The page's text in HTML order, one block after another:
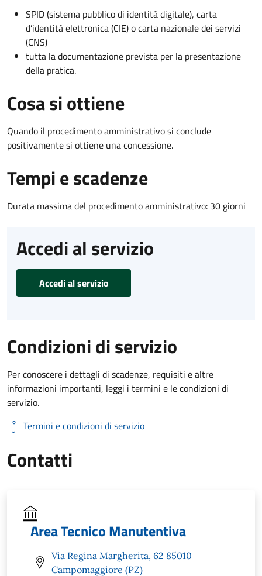
SPID (sistema pubblico di identità digitale), carta
d’identità elettronica (CIE) o carta nazionale dei servizi
(CNS)
tutta la documentazione prevista per la presentazione
della pratica.
Cosa si ottiene
Quando il procedimento amministrativo si conclude
positivamente si ottiene una concessione.
Tempi e scadenze
Durata massima del procedimento amministrativo: 30 giorni
Accedi al servizio
Accedi al servizio
Condizioni di servizio
Per conoscere i dettagli di scadenze, requisiti e altre
informazioni importanti, leggi i termini e le condizioni di
servizio.
Termini e condizioni di servizio
Contatti
Area Tecnico Manutentiva
Via Regina Margherita, 62 85010
Campomaggiore (PZ)